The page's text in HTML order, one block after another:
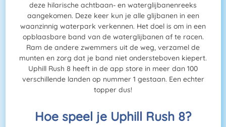
deze hilarische achtbaan- en waterglijbanenreeks
aangekomen. Deze keer kun je alle glijbanen in een
waanzinnig waterpark verkennen. Het doel is om in een
opblaasbare band van de waterglijbanen af te racen.
Ram de andere zwemmers uit de weg, verzamel de
munten en zorg dat je band niet ondersteboven kiepert.
Uphill Rush 8 heeft in de app store in meer dan 100
verschillende landen op nummer 1 gestaan. Een echter
topper dus!
Hoe speel je Uphill Rush 8?